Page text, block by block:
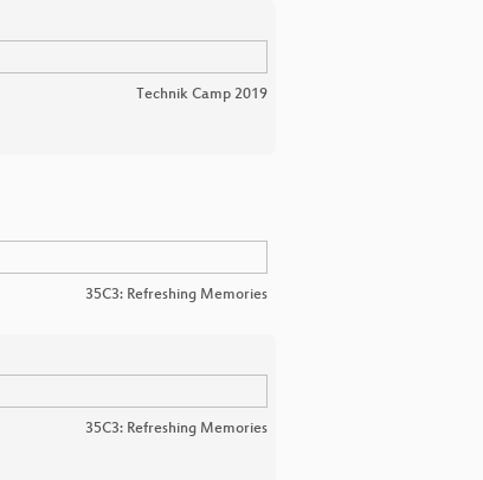
Technik Camp 2019
35C3: Refreshing Memories
35C3: Refreshing Memories